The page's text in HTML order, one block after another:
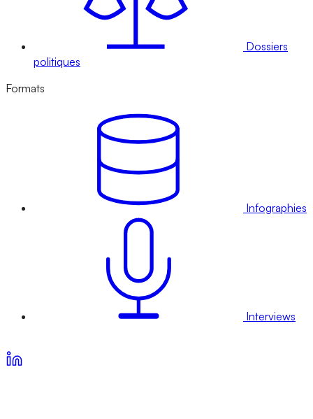
Dossiers
politiques
Formats
Infographies
Interviews